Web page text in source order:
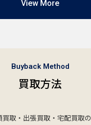
View More
Buyback Method
買取方法
買取・出張買取・宅配買取の